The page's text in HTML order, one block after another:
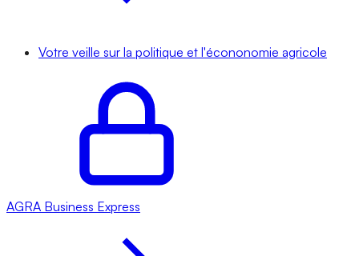
Votre veille sur la politique et l'écononomie agricole
AGRA Business Express